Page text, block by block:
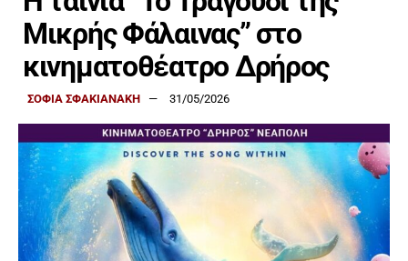
Μικρής Φάλαινας” στο
κινηματοθέατρο Δρήρος
ΣΟΦΙΑ ΣΦΑΚΙΑΝΑΚΗ 31/05/2026